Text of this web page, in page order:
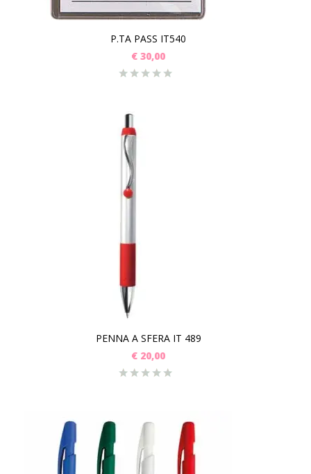
P.TA PASS IT540
€ 30,00
PENNA A SFERA IT 489
€ 20,00